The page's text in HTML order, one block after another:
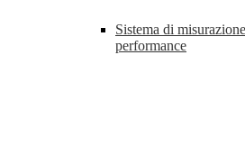
Sistema di
performance